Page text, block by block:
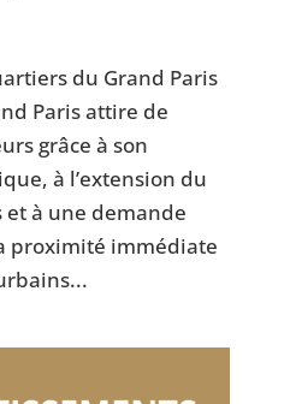
du Grand Paris
Paris attire de
grâce à son
à l’extension du
à une demande
proximité immédiate